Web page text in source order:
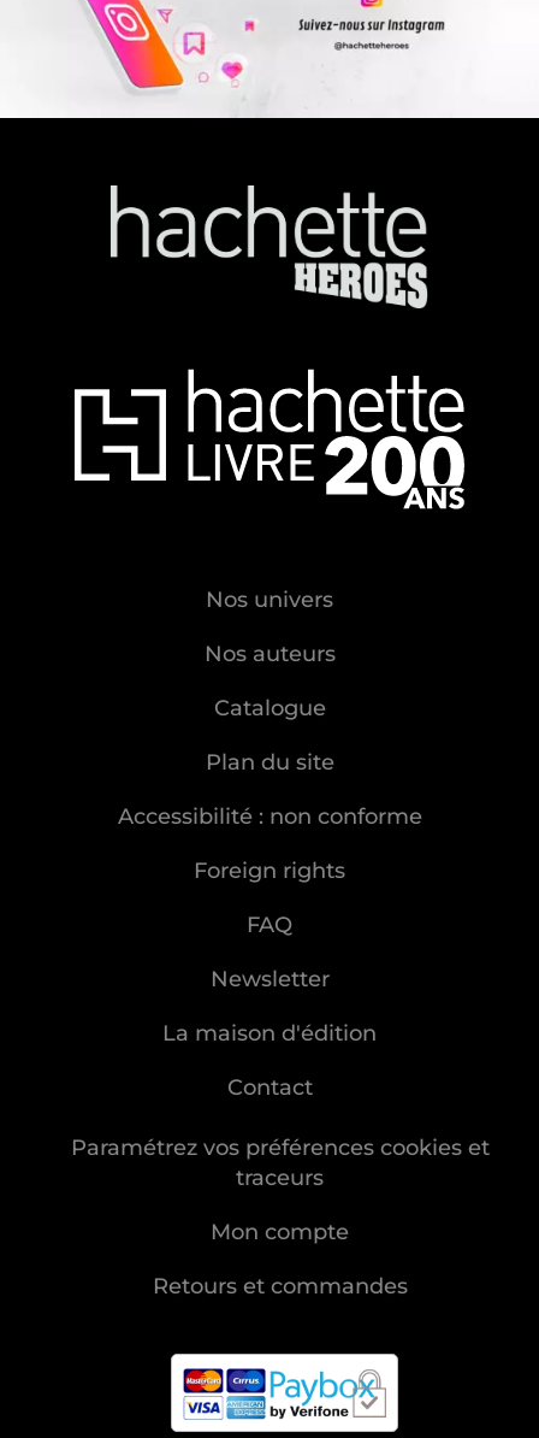
Nos univers
Nos auteurs
Catalogue
Plan du site
Accessibilité : non conforme
Foreign rights
FAQ
Newsletter
La maison d'édition
Contact
Paramétrez vos préférences cookies et
traceurs
Mon compte
Retours et commandes